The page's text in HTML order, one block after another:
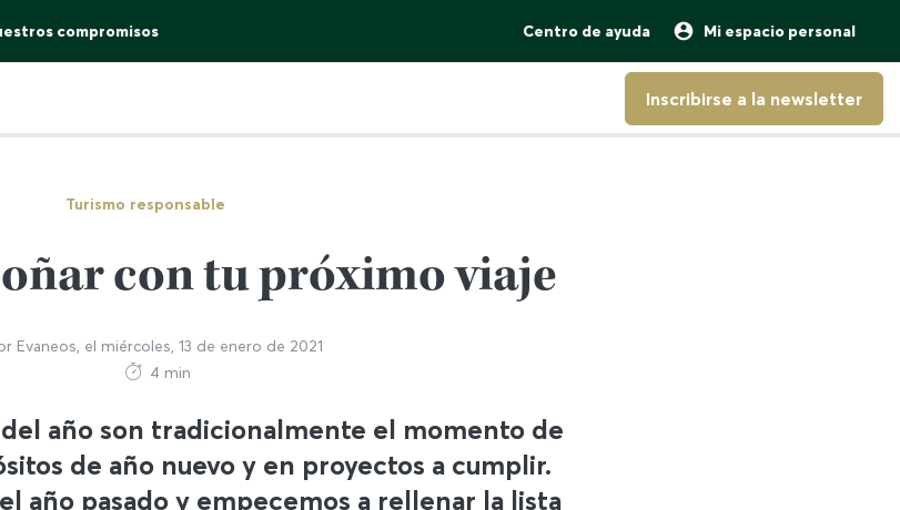
compromisos Centro de ayuda Mi espacio personal
Inscribirse a la newsletter
Turismo responsable
con tu próximo viaje
Evaneos, el miércoles, 13 de enero de 2021
4 min
año son tradicionalmente el momento de
de año nuevo y en proyectos a cumplir.
año pasado y empecemos a rellenar la lista